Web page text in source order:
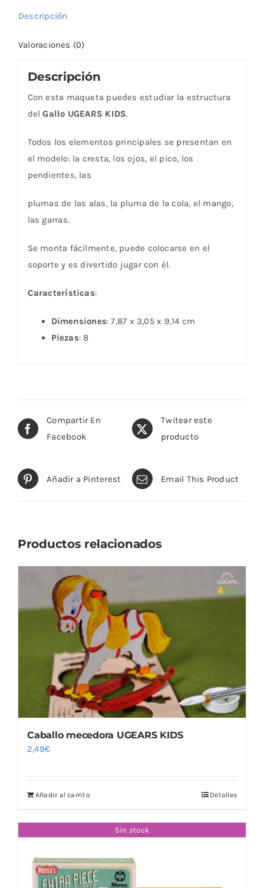
Descripción
Valoraciones (0)
Descripción
Con esta maqueta puedes estudiar la estructura
delGallo UGEARS KIDS.
Todos los elementos principales se presentan en
el modelo: la cresta, los ojos, el pico, los
pendientes, las
plumas de las alas, la pluma de la cola, el mango,
las garras.
Se monta fácilmente, puede colocarse en el
soporte y es divertido jugar con él.
Características:
Dimensiones: 7,87 x 3,05 x 9,14 cm
Piezas: 8
Compartir En
Facebook
Twitear este
producto
Añadir a Pinterest Email This Product
Productos relacionados
Caballo mecedora UGEARS KIDS
2,49€
Añadir al carrito Detalles
Sin stock